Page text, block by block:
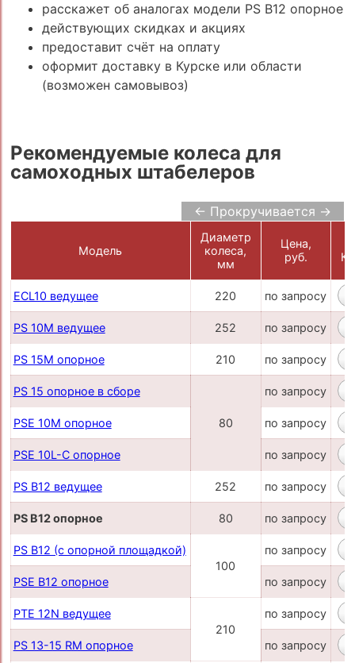
расскажет об аналогах модели PS B12 опорное
действующих скидках и акциях
предоставит счёт на оплату
оформит доставку в Курске или области
(возможен самовывоз)
Рекомендуемые колеса для
самоходных штабелеров
← Прокручивается →
Модель
Диаметр
колеса,
мм
Цена,
руб.
ECL10 ведущее 220 по запросу
PS 10M ведущее 252 по запросу
PS 15M опорное 210 по запросу
PS 15 опорное в сборе
80
по запросу
PSE 10M опорное по запросу
PSE 10L-C опорное по запросу
PS B12 ведущее 252 по запросу
PS B12 опорное 80 по запросу
PS B12 (с опорной площадкой)
100
по запросу
PSE B12 опорное по запросу
PТЕ 12N ведущее
210
по запросу
PS 13-15 RM опорное по запросу